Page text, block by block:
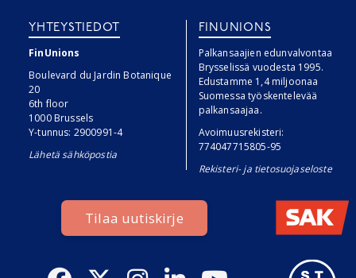
YHTEYSTIEDOT
FinUnions
Boulevard du Jardin Botanique
20
6th floor
1000 Brussels
Y-tunnus: 2900991-4
Lähetä sähköpostia
FINUNIONS
Palkansaajien edunvalvontaa
Brysselissä vuodesta 1995.
Edustamme 1,4 miljoonaa
Suomessa työskentelevää
palkansaajaa.
Avoimuusrekisteri:
774047715805-95
Rekisteri- ja tietosuojaseloste
Tilaa uutiskirje